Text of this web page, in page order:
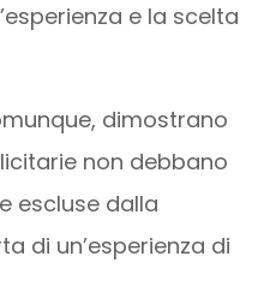
e la scelta
dimostrano
non debbano
escluse dalla
di un’esperienza di